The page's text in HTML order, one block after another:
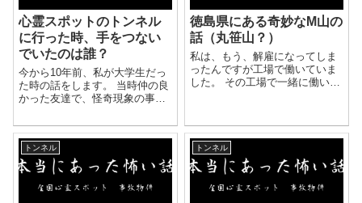
心霊スポットのトンネル
に行った時、手をつない
でいたのは誰？
今から10年前、私が大学生だっ
た時の話をします。 当時仲の良
かった友達で、怪奇現象の事を
した。 例えば、テレビ番組で見
かける「森の写真の中に人の顔
が見える」という投稿写真。 そ
の男友達が言うには...
徳島県にある奇妙なM山の
話（丸笹山？）
私は、もう、解雇になってしま
ったんですが工場で働いていま
した。 その工場で一緒に働いて
来られると思います。） 元々、
私自身も霊感はあったん...
トンネル トンネル